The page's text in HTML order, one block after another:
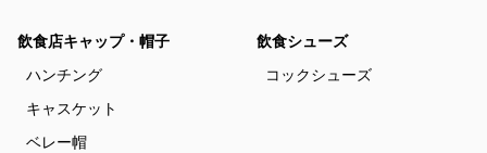
飲食店キャップ・帽子
ハンチング
キャスケット
ベレー帽
飲食シューズ
コックシューズ